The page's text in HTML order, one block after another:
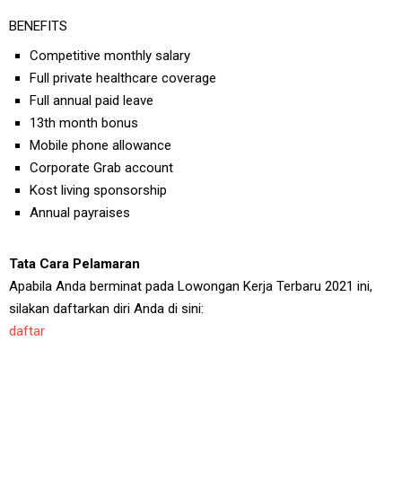
BENEFITS
Competitive monthly salary
Full private healthcare coverage
Full annual paid leave
13th month bonus
Mobile phone allowance
Corporate Grab account
Kost living sponsorship
Annual payraises
Tata Cara Pelamaran
Apabila Anda berminat pada Lowongan Kerja Terbaru 2021 ini,
silakan daftarkan diri Anda di sini:
daftar